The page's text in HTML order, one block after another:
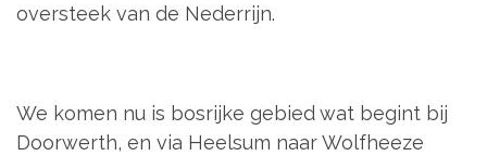
oversteek van de Nederrijn.
We komen nu is bosrijke gebied wat begint bij
Doorwerth, en via Heelsum naar Wolfheeze